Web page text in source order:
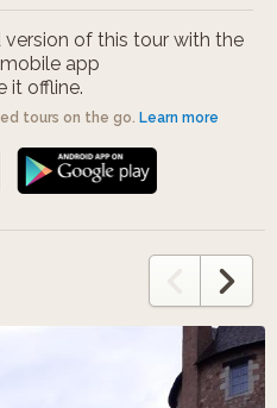
of this tour with the
app
it offline.
tours on the go. Learn more